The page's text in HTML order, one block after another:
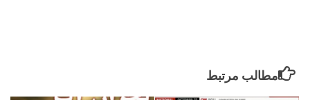
مطالب مرتبط